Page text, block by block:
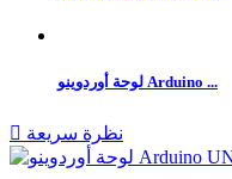
لوحة أوردوينو Arduino ...
 نظرة سريعة